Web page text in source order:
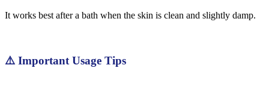
It works best after a bath when the skin is clean and slightly damp.
⚠️ Important Usage Tips